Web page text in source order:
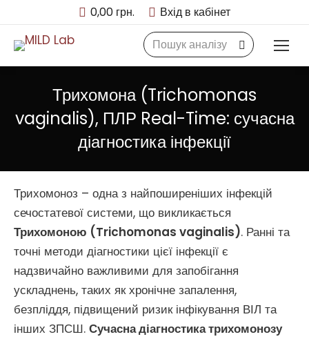
0,00 грн. Вхід в кабінет
Search:
Трихомона (Trichomonas
vaginalis), ПЛР Real-Time: сучасна
діагностика інфекції
Трихомоноз – одна з найпоширеніших інфекцій
сечостатевої системи, що викликається
Трихомоною (Trichomonas vaginalis). Ранні та
точні методи діагностики цієї інфекції є
надзвичайно важливими для запобігання
ускладнень, таких як хронічне запалення,
безпліддя, підвищений ризик інфікування ВІЛ та
інших ЗПСШ. Сучасна діагностика трихомонозу